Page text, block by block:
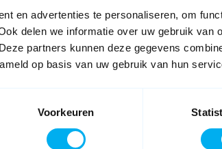
en advertenties te personaliseren, om
delen we informatie over uw gebruik van
partners kunnen deze gegevens
op basis van uw gebruik van hun
Voorkeuren
new documentation. Explore and search all